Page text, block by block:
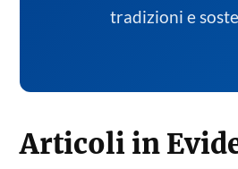
tradizioni e
Articoli in